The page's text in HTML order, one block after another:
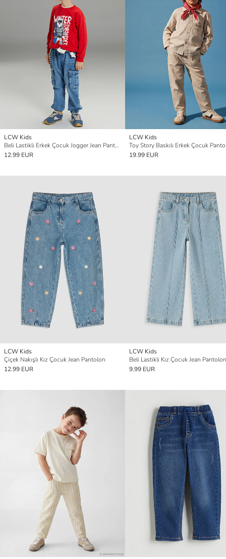
LCW Kids
Beli Lastikli Erkek Çocuk Jogger Jean Pantolon
12.99 EUR
LCW Kids
Toy Story Baskılı Erkek Çocuk
19.99 EUR
LCW Kids
Çiçek Nakışlı Kız Çocuk Jean Pantolon
12.99 EUR
LCW Kids
Beli Lastikli Kız Çocuk Jean Pantolon
9.99 EUR